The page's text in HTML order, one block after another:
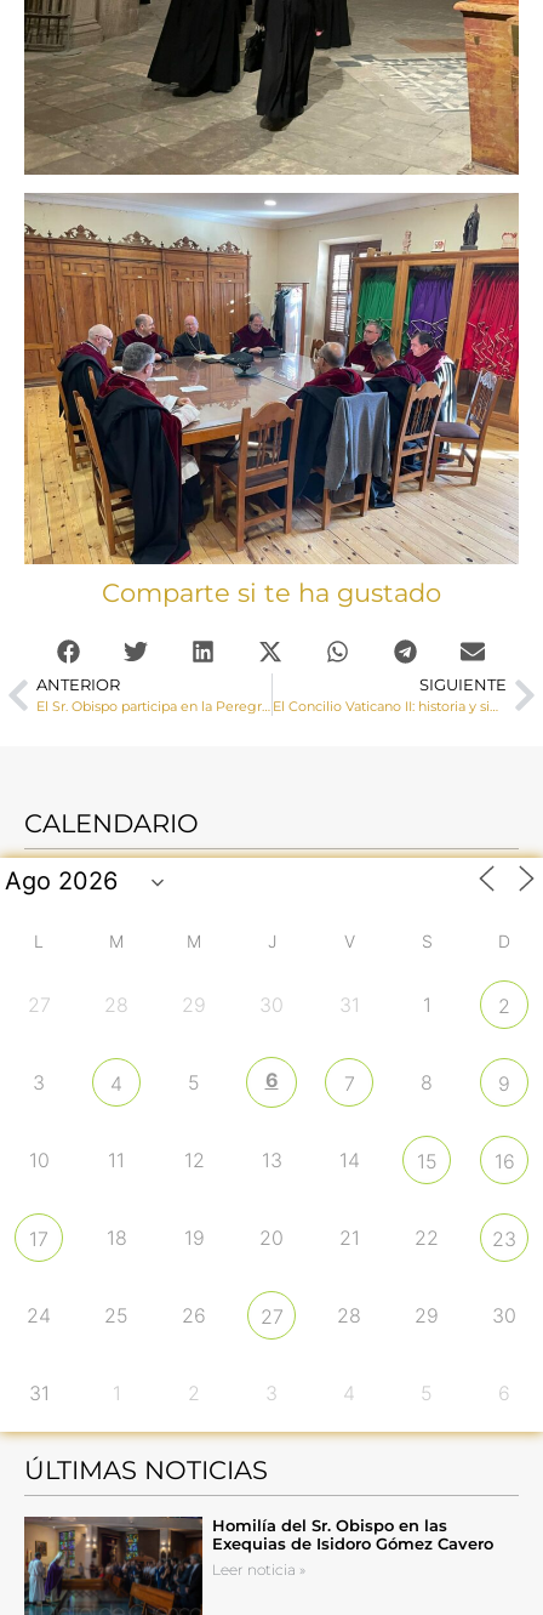
Comparte si te ha gustado
ANTERIOR
El Sr. Obispo participa en la Peregrinación Diocesana + Misión 2023
SIGUIENTE
El Concilio Vaticano II: historia y significado para la Iglesia
CALENDARIO
L M M J V S D
27 28 29 30 31 1 2
3 4 5 6 7 8 9
10 11 12 13 14 15 16
17 18 19 20 21 22 23
24 25 26 27 28 29 30
31 1 2 3 4 5 6
ÚLTIMAS NOTICIAS
Homilía del Sr. Obispo en las
Exequias de Isidoro Gómez Cavero
Leer noticia »